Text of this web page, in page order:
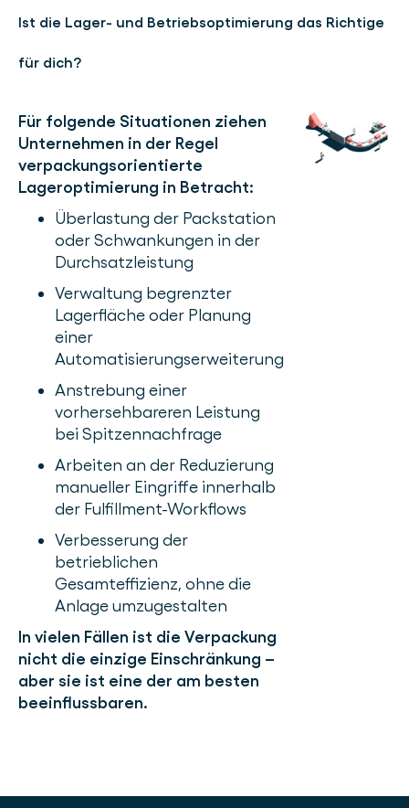
Ist die Lager- und Betriebsoptimierung das Richtige
für dich?
Für folgende Situationen ziehen
Unternehmen in der Regel
verpackungsorientierte
Lageroptimierung in Betracht:
Überlastung der Packstation
oder Schwankungen in der
Durchsatzleistung
Verwaltung begrenzter
Lagerfläche oder Planung
einer
Automatisierungserweiterung
Anstrebung einer
vorhersehbareren Leistung
bei Spitzennachfrage
Arbeiten an der Reduzierung
manueller Eingriffe innerhalb
der Fulfillment-Workflows
Verbesserung der
betrieblichen
Gesamteffizienz, ohne die
Anlage umzugestalten
In vielen Fällen ist die Verpackung
nicht die einzige Einschränkung –
aber sie ist eine der am besten
beeinflussbaren.